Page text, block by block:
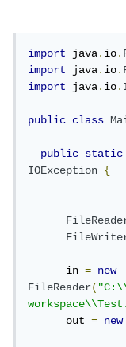
import java.io.
import
java.io.
import
java.io.
public class
public static
IOException
{
      in
=
new
FileReader(
      out
= new